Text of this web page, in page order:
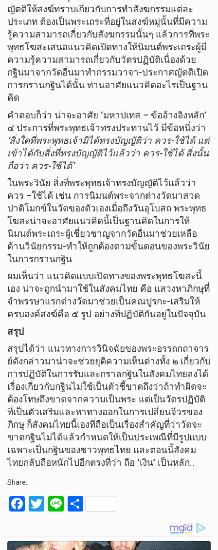
ญัตติให้สงฆ์ทราบเกี่ยวกับการทำสังฆกรรมแต่ละ
ประเภท ต้องเป็นพระเถระที่อยู่ในสงฆ์หมู่นั้นที่มีความ
รู้ความสามารถเกี่ยวกับสังฆกรรมนั้นๆ แล้วการที่พระ
พุทธโฆสะเสนอแนวคิดเปิดทางให้นิมนต์พระเถระผู้มี
ความรู้ความสามารถเกี่ยวกับวัตรปฏิบัติเนื่องด้วย
กฐินมาจากวัดอื่นมาทำกรรมวาจา-ประกาศญัตติเปิด
การกรานกฐินได้นั้น ท่านอาศัยแนวคิดอะไรเป็นฐาน
คิด
คำตอบก็ว่า น่าจะอาศัย ‘มหาปเทส – ข้ออ้างอิงหลัก’
๔ ประการที่พระพุทธเจ้าทรงประทานไว้ มีข้อหนึ่งว่า
‘สิ่งใดที่พระพุทธเจ้ามิได้ทรงบัญญัติว่า ควร-ใช้ได้ แต่
เข้าได้กับสิ่งที่ทรงบัญญัติไว้แล้วว่า ควร-ใช้ได้ สิ่งนั้น
ถือว่า ควร-ใช้ได้’
ในพระวินัย สิ่งที่พระพุทธเจ้าทรงบัญญัติไว้แล้วว่า
ควร –ใช้ได้ เช่น การนิมนต์พระจากต่างวัดมาสวด
ปาติโมกข์ในวัดของตัวเองเมื่อถึงวันอุโบสถ พระพุทธ
โฆสะน่าจะอาศัยแนวคิดนี้เป็นฐานคิดในการให้
นิมนต์พระเถระผู้เชี่ยวชาญจากวัดอื่นมาช่วยเหลือ
ด้านวินัยกรรม-ทำให้ถูกต้องตามขั้นตอนของพระวินัย
ในการกรานกฐิน
ผมเห็นว่า แนวคิดแบบเปิดทางของพระพุทธโฆสะนี้
เอง น่าจะถูกนำมาใช้ในสังคมไทย คือ แสวงหาภิกษุที่
จำพรรษาแรกต่างวัดมาช่วยเป็นคณปูรกะ-เสริมให้
ครบองค์สงฆ์คือ ๕ รูป อย่างที่ปฏิบัติกันอยู่ในปัจจุบัน
สรุป
สรุปได้ว่า แนวทางการวินิจฉัยของพระอรรถกถาจาร
ย์ดังกล่าวมาน่าจะช่วยยุติความเห็นต่างทั้ง ๒ เกี่ยวกับ
การปฏิบัติในการรับและกราลกฐินในสังคมไทยลงได้
เรื่องเกี่ยวกับกฐินไม่ใช้เป็นตัวชี้ขาดถึงว่าถ้าทำผิดจะ
ต้องโทษถึงขาดจากความเป็นพระ แต่เป็นวัตรปฏิบัติ
ที่เป็นตัวเสริมและหาทางออกในการเปลี่ยนจีวรของ
ภิกษุ ก็สังคมไทยนี้เองที่ถือเป็นเรื่องสำคัญที่ว่าวัดจะ
ขาดกฐินไม่ได้แล้วกำหนดให้เป็นประเพณีที่มีรูปแบบ
เฉพาะเป็นกฐินของชาวพุทธไทย และตอนนี้สังคม
ไทยกลับถือหนักไปอีกตรงที่ว่า ถือ ‘เงิน’ เป็นหลัก..
Share:
F
ce
T
tt
Li
e
S
ar